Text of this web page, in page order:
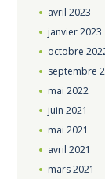
avril 2023
janvier2023
octobre
septembre
mai 2022
juin 2021
mai 2021
avril 2021
mars2021